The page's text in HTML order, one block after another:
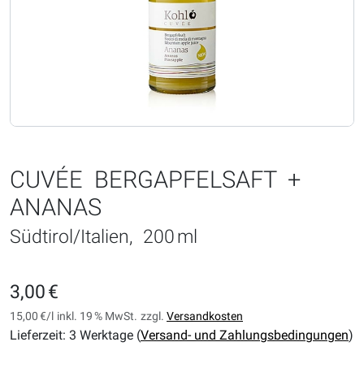
CUVÉE BERGAPFELSAFT +
ANANAS
Südtirol/Italien, 200 ml
3,00 €
15,00 €/l inkl. 19 % MwSt. zzgl. Versandkosten
Lieferzeit: 3 Werktage (Versand- und Zahlungsbedingungen)